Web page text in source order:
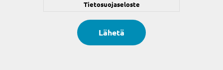
Tietosuojaseloste